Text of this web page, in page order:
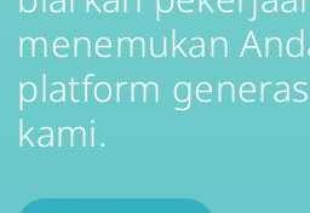
menemukan
platform
kami.